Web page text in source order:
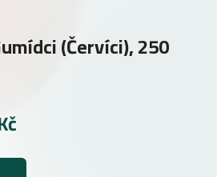
(Červíci), 250